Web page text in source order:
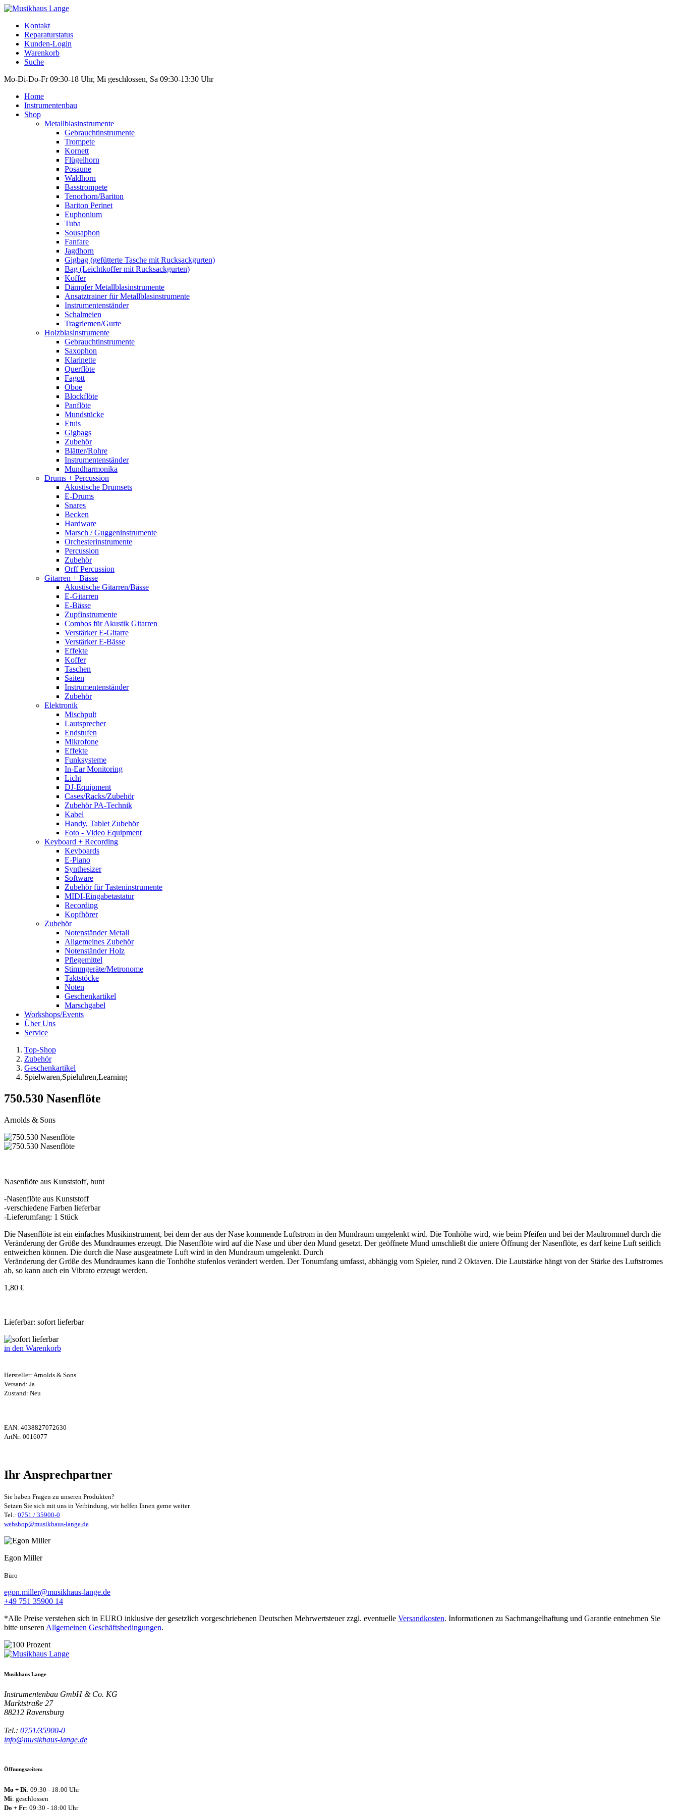
Kontakt
Reparaturstatus
Kunden-Login
Warenkorb
Suche
Mo-Di-Do-Fr 09:30-18 Uhr, Mi geschlossen, Sa 09:30-13:30 Uhr
Home
Instrumentenbau
Shop
Metallblasinstrumente
Gebrauchtinstrumente
Trompete
Kornett
Flügelhorn
Posaune
Waldhorn
Basstrompete
Tenorhorn/Bariton
Bariton Perinet
Euphonium
Tuba
Sousaphon
Fanfare
Jagdhorn
Gigbag (gefütterte Tasche mit Rucksackgurten)
Bag (Leichtkoffer mit Rucksackgurten)
Koffer
Dämpfer Metallblasinstrumente
Ansatztrainer für Metallblasinstrumente
Instrumentenständer
Schalmeien
Tragriemen/Gurte
Holzblasinstrumente
Gebrauchtinstrumente
Saxophon
Klarinette
Querflöte
Fagott
Oboe
Blockflöte
Panflöte
Mundstücke
Etuis
Gigbags
Zubehör
Blätter/Rohre
Instrumentenständer
Mundharmonika
Drums + Percussion
Akustische Drumsets
E-Drums
Snares
Becken
Hardware
Marsch / Guggeninstrumente
Orchesterinstrumente
Percussion
Zubehör
Orff Percussion
Gitarren + Bässe
Akustische Gitarren/Bässe
E-Gitarren
E-Bässe
Zupfinstrumente
Combos für Akustik Gitarren
Verstärker E-Gitarre
Verstärker E-Bässe
Effekte
Koffer
Taschen
Saiten
Instrumentenständer
Zubehör
Elektronik
Mischpult
Lautsprecher
Endstufen
Mikrofone
Effekte
Funksysteme
In-Ear Monitoring
Licht
DJ-Equipment
Cases/Racks/Zubehör
Zubehör PA-Technik
Kabel
Handy, Tablet Zubehör
Foto - Video Equipment
Keyboard + Recording
Keyboards
E-Piano
Synthesizer
Software
Zubehör für Tasteninstrumente
MIDI-Eingabetastatur
Recording
Kopfhörer
Zubehör
Notenständer Metall
Allgemeines Zubehör
Notenständer Holz
Pflegemittel
Stimmgeräte/Metronome
Taktstöcke
Noten
Geschenkartikel
Marschgabel
Workshops/Events
Über Uns
Service
Top-Shop
Zubehör
Geschenkartikel
Spielwaren,Spieluhren,Learning
750.530 Nasenflöte
Arnolds & Sons
Nasenflöte aus Kunststoff, bunt
-Nasenflöte aus Kunststoff
-verschiedene Farben lieferbar
-Lieferumfang: 1 Stück
Die Nasenflöte ist ein einfaches Musikinstrument, bei dem der aus der Nase kommende Luftstrom in den Mundraum umgelenkt wird. Die Tonhöhe wird, wie beim Pfeifen und bei der Maultrommel durch die
Veränderung der Größe des Mundraumes erzeugt. Die Nasenflöte wird auf die Nase und über den Mund gesetzt. Der geöffnete Mund umschließt die untere Öffnung der Nasenflöte, es darf keine Luft seitlich
entweichen können. Die durch die Nase ausgeatmete Luft wird in den Mundraum umgelenkt. Durch
Veränderung der Größe des Mundraumes kann die Tonhöhe stufenlos verändert werden. Der Tonumfang umfasst, abhängig vom Spieler, rund 2 Oktaven. Die Lautstärke hängt von der Stärke des Luftstromes
ab, so kann auch ein Vibrato erzeugt werden.
1,80 €
Lieferbar: sofort lieferbar
in den Warenkorb
Hersteller: Arnolds & Sons
Versand: Ja
Zustand: Neu
EAN: 4038827072630
ArtNr: 0016077
Ihr Ansprechpartner
Sie haben Fragen zu unseren Produkten?
Setzen Sie sich mit uns in Verbindung, wir helfen Ihnen gerne weiter.
Tel.: 0751 / 35900-0
webshop@musikhaus-lange.de
Egon Miller
Büro
egon.miller@musikhaus-lange.de
+49 751 35900 14
*Alle Preise verstehen sich in EURO inklusive der gesetzlich vorgeschriebenen Deutschen Mehrwertsteuer zzgl. eventuelle Versandkosten. Informationen zu Sachmangelhaftung und Garantie entnehmen Sie
bitte unseren Allgemeinen Geschäftsbedingungen.
Musikhaus Lange
Instrumentenbau GmbH & Co. KG
Marktstraße 27
88212 Ravensburg
Tel.: 0751/35900-0
info@musikhaus-lange.de
Öffnungszeiten:
Mo + Di: 09:30 - 18:00 Uhr
Mi: geschlossen
Do + Fr: 09:30 - 18:00 Uhr